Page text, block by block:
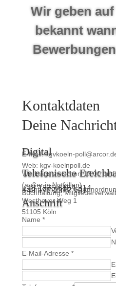
Wir geben
bekannt
Kontaktdaten
Deine
Digital
E-Mail: kgvkoeln-
Web: kgv-koelnpoll.de
Telefonische
Werktags zwischen 17.00
(außer in Notfällen)
Pachtverhältnis,
+49 1575 6154 314
Buchhaltung,
+49 177 2377 151
Anschrift
Westhover Weg 1
51105 Köln
Name *
E-Mail-Adresse *